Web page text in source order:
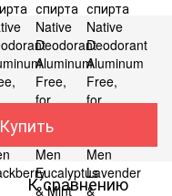
Купить
К сравнению